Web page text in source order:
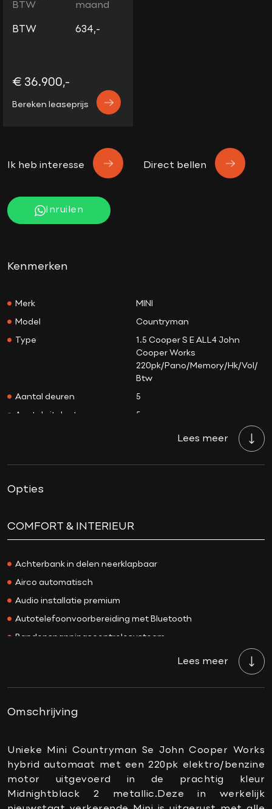
BTW
BTW
maand
634,-
€ 36.900,-
Bereken leaseprijs
Ik heb interesse Direct bellen
Inruilen
Kenmerken
Merk MINI
Model Countryman
Type
1.5 Cooper S E ALL4 John
Cooper Works
220pk/Pano/Memory/Hk/Vol/
Btw
Aantal deuren 5
Aantal zitplaatsen 5
Aantal versnellingen
Brandstof
Kleur Midnightblack 2
Interieurkleur
Acceleratie 0-100
Bekleding Leder
BTW/Marge BTW
Vermogen 220 PK
Topsnelheid
Onderhoudsboekje
aanwezig?
Ja, dealeronderhouden
Gemiddeld verbruik 1.7 L/100KM
Lees meer
Opties
COMFORT & INTERIEUR
Achterbank in delen neerklapbaar
Airco automatisch
Audio installatie premium
Autotelefoonvoorbereiding met Bluetooth
Bandenspanningscontrolesysteem
DAB-ontvanger
Elektrisch verstelbare stoel(en) met geheugen
Keyless start
Lederen bekleding
Lederen stuurwiel
Lees meer
Omschrijving
Unieke Mini Countryman Se John Cooper Works
hybrid automaat met een 220pk elektro/benzine
motor uitgevoerd in de prachtig kleur
Midnightblack 2 metallic.Deze in werkelijk